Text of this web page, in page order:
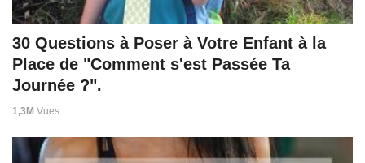
30 Questions à Poser à Votre Enfant à la
Place de "Comment s'est Passée Ta
Journée ?".
1,3M Vues